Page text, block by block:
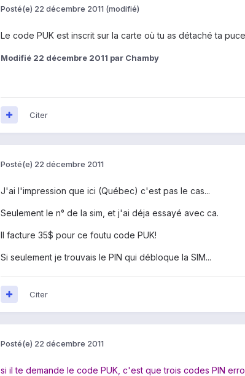
Posté(e) 22 décembre 2011 (modifié)
Le code PUK est inscrit sur la carte où tu as détaché ta puce
Modifié 22 décembre 2011 par Chamby
Citer
Posté(e) 22 décembre 2011
J'ai l'impression que ici (Québec) c'est pas le cas...
Seulement le n° de la sim, et j'ai déja essayé avec ca.
Il facture 35$ pour ce foutu code PUK!
Si seulement je trouvais le PIN qui débloque la SIM...
Citer
Posté(e) 22 décembre 2011
si il te demande le code PUK, c'est que trois codes PIN